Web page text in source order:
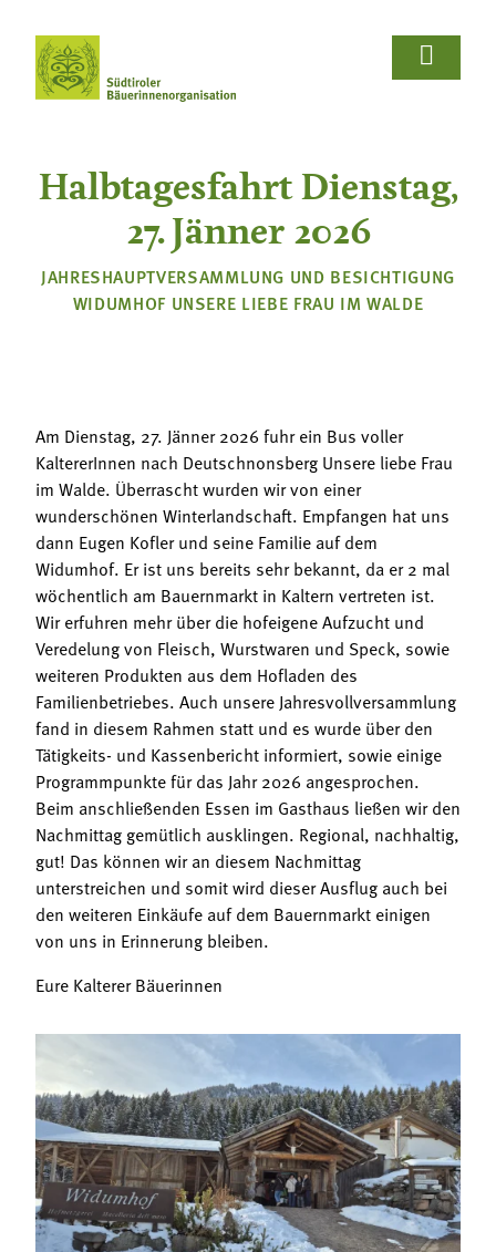

Wir Bäuerinnen

Wir Bäuerinnen
Bäuerin des Jahres
Landesbäuerinnenrat
Berichte und Aktuelles
Termine
Mitgliedschaft
Landessekretariat
Für Bäuerinnen

Für Bäuerinnen
Aus- und Weiterbildung
Lebensberatung
Von Bäuerinnen 

Von Bäuerinnen
Bastelanleitungen
Gartentipps

Aus.unserer.Hand-Bäuerinnen

Aus.unserer.Hand-Bäuerinnen

Termine
Schulprojekte

Schulprojekte
Koch- & Backkurse

Koch- & Backkurse

Handarbeits- & Dekorationskurse
Hof- & Gartenführungen

Hof- & Gartenführungen
Produktpräsentationen & Verkostungen

Produktpräsentationen & Verkostungen
Bäuerliche Buffets

Bäuerliche Buffets
Hofgeschichten

Hofgeschichten
Halbtagesfahrt Dienstag,
27. Jänner 2026
JAHRESHAUPTVERSAMMLUNG UND BESICHTIGUNG
WIDUMHOF UNSERE LIEBE FRAU IM WALDE
Am Dienstag, 27. Jänner 2026 fuhr ein Bus voller
KaltererInnen nach Deutschnonsberg Unsere liebe Frau
im Walde. Überrascht wurden wir von einer
wunderschönen Winterlandschaft. Empfangen hat uns
dann Eugen Kofler und seine Familie auf dem
Widumhof. Er ist uns bereits sehr bekannt, da er 2 mal
wöchentlich am Bauernmarkt in Kaltern vertreten ist.
Wir erfuhren mehr über die hofeigene Aufzucht und
Veredelung von Fleisch, Wurstwaren und Speck, sowie
weiteren Produkten aus dem Hofladen des
Familienbetriebes. Auch unsere Jahresvollversammlung
fand in diesem Rahmen statt und es wurde über den
Tätigkeits- und Kassenbericht informiert, sowie einige
Programmpunkte für das Jahr 2026 angesprochen.
Beim anschließenden Essen im Gasthaus ließen wir den
Nachmittag gemütlich ausklingen. Regional, nachhaltig,
gut! Das können wir an diesem Nachmittag
unterstreichen und somit wird dieser Ausflug auch bei
den weiteren Einkäufe auf dem Bauernmarkt einigen
von uns in Erinnerung bleiben.
Eure Kalterer Bäuerinnen